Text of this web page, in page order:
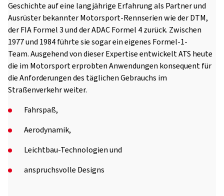
Geschichte auf eine langjährige Erfahrung als Partner und
Ausrüster bekannter Motorsport-Rennserien wie der DTM,
der FIA Formel 3 und der ADAC Formel 4 zurück. Zwischen
1977 und 1984 führte sie sogar ein eigenes Formel-1-
Team. Ausgehend von dieser Expertise entwickelt ATS heute
die im Motorsport erprobten Anwendungen konsequent für
die Anforderungen des täglichen Gebrauchs im
Straßenverkehr weiter.
Fahrspaß,
Aerodynamik,
Leichtbau-Technologien und
anspruchsvolle Designs